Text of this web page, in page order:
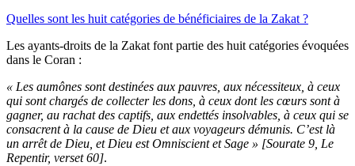
Quelles sont les huit catégories de bénéficiaires de la Zakat ?
Les ayants-droits de la Zakat font partie des huit catégories évoquées
dans le Coran :
« Les aumônes sont destinées aux pauvres, aux nécessiteux, à ceux
qui sont chargés de collecter les dons, à ceux dont les cœurs sont à
gagner, au rachat des captifs, aux endettés insolvables, à ceux qui se
consacrent à la cause de Dieu et aux voyageurs démunis. C’est là
un arrêt de Dieu, et Dieu est Omniscient et Sage » [Sourate 9, Le
Repentir, verset 60].